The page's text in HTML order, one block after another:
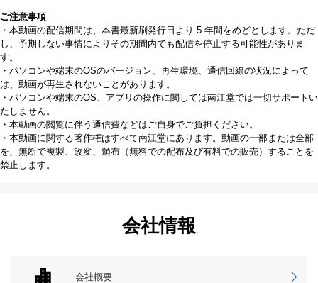
ご注意事項
・本動画の配信期間は、本書最新刷発行日より 5 年間をめどとします。ただ
し、予期しない事情によりその期間内でも配信を停止する可能性がありま
す。
・パソコンや端末のOSのバージョン、再生環境、通信回線の状況によって
は、動画が再生されないことがあります。
・パソコンや端末のOS、アプリの操作に関しては南江堂では一切サポートい
たしません。
・本動画の閲覧に伴う通信費などはご自身でご負担ください。
・本動画に関する著作権はすべて南江堂にあります。動画の一部または全部
を、無断で複製、改変、頒布（無料での配布及び有料での販売）することを
禁止します。
会社情報
会社概要